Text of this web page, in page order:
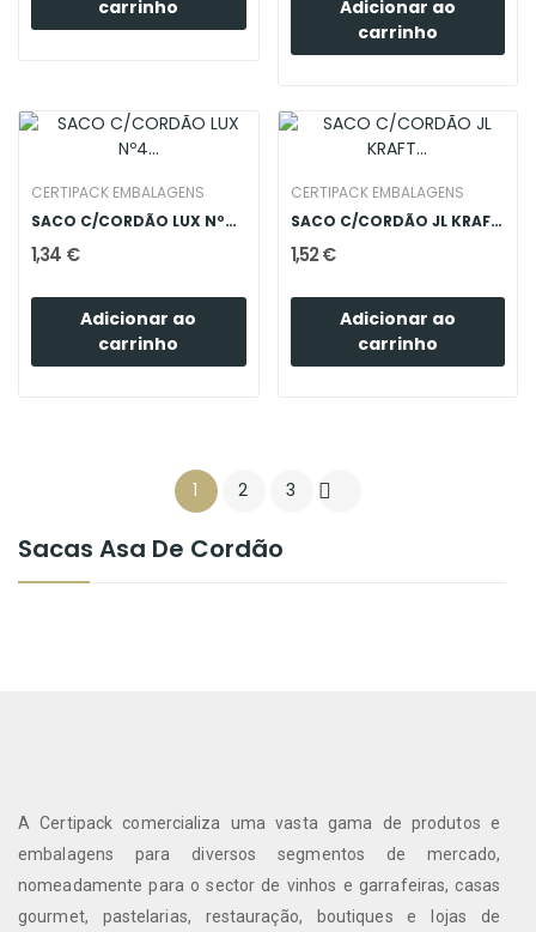
Sacas Asa De Cordão
carrinho
Adicionar ao
carrinho
CERTIPACK EMBALAGENS
SACO C/CORDÃO LUX Nº4 26X12X32 BR
1,34 €
Adicionar ao
carrinho
CERTIPACK EMBALAGENS
SACO C/CORDÃO JL KRAFT 31X12X42
1,52 €
Adicionar ao
carrinho
1 2 3 
A Certipack comercializa uma vasta gama de produtos e
embalagens para diversos segmentos de mercado,
nomeadamente para o sector de vinhos e garrafeiras, casas
gourmet, pastelarias, restauração, boutiques e lojas de